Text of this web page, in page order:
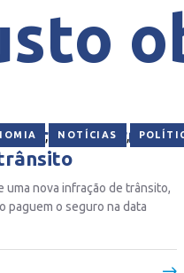
, NOTÍCIAS ,
de carro
uma nova infração de trânsito,
paguem o seguro na data